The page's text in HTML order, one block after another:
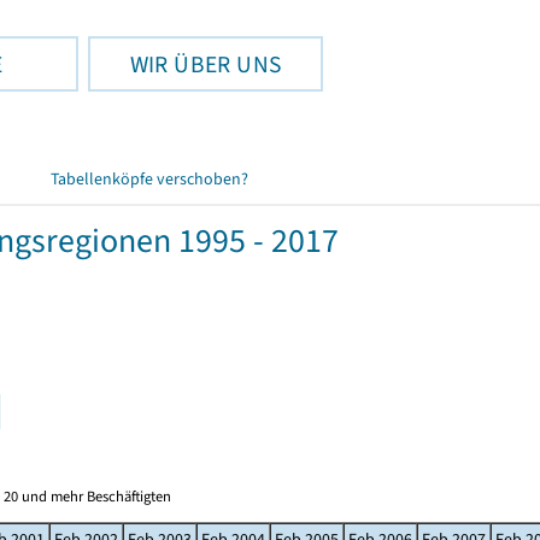
WIR ÜBER UNS
Tabellenköpfe verschoben?
1995 - 2017
und mehr Beschäftigten